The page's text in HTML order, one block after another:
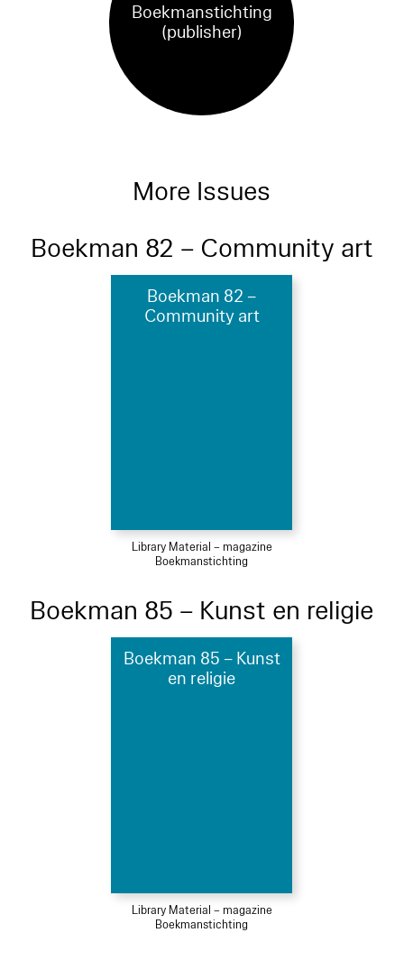
Boekmanstichting
(publisher)
More Issues
Boekman 82 – Community art
Boekman 82 –
Community art
Library Material – magazine
Boekmanstichting
Boekman 85 – Kunst en religie
Boekman 85 – Kunst
en religie
Library Material – magazine
Boekmanstichting